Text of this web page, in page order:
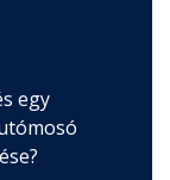
egy